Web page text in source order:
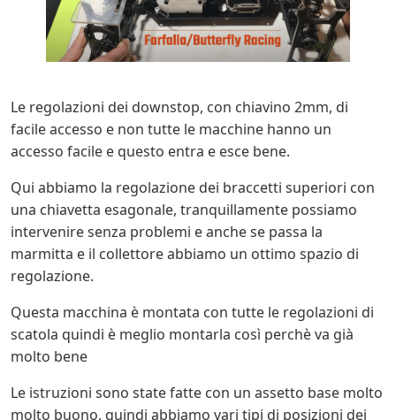
Le regolazioni dei downstop, con chiavino 2mm, di
facile accesso e non tutte le macchine hanno un
accesso facile e questo entra e esce bene.
Qui abbiamo la regolazione dei braccetti superiori con
una chiavetta esagonale, tranquillamente possiamo
intervenire senza problemi e anche se passa la
marmitta e il collettore abbiamo un ottimo spazio di
regolazione.
Questa macchina è montata con tutte le regolazioni di
scatola quindi è meglio montarla così perchè va già
molto bene
Le istruzioni sono state fatte con un assetto base molto
molto buono, quindi abbiamo vari tipi di posizioni dei